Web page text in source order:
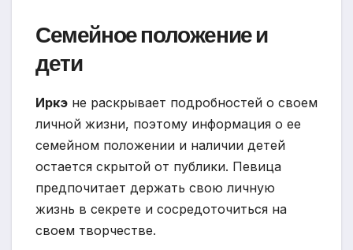
Семейное положение и
дети
Иркэ не раскрывает подробностей о своем
личной жизни, поэтому информация о ее
семейном положении и наличии детей
остается скрытой от публики. Певица
предпочитает держать свою личную
жизнь в секрете и сосредоточиться на
своем творчестве.